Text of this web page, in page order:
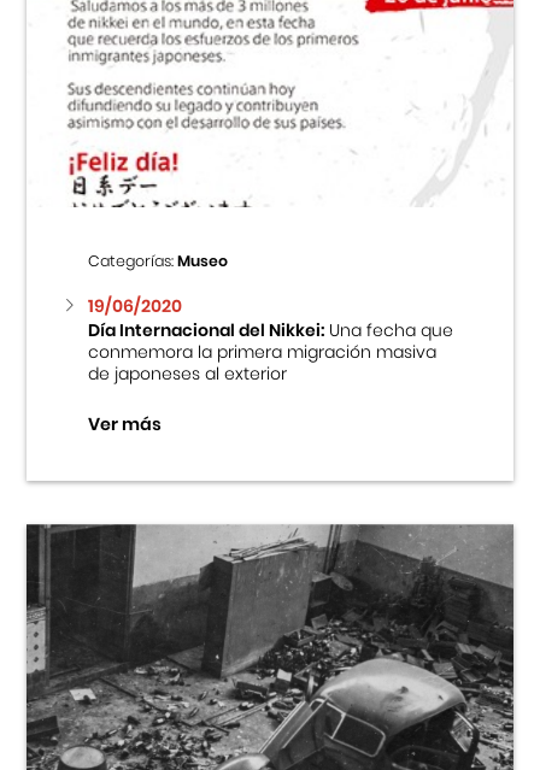
Categorías:Museo
19/06/2020
Día Internacional del Nikkei:Una fecha que
conmemora la primera migración masiva
de japoneses al exterior
Ver más